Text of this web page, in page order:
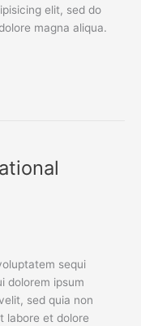
elit, sed do
magna aliqua.
sequi
dolorem ipsum
sed quia non
labore et dolore